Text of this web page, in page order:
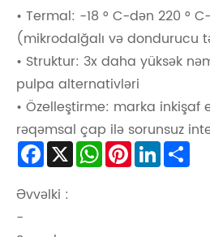
• Termal: -18 ° C-dən 220 °
(mikrodalğalı və dondurucu
• Struktur: 3x daha yüksək
pulpa alternativləri
• Özelleştirme: marka inkişaf
rəqəmsal çap ilə sorunsuz
Facebook
X WhatsApp
PinterestLinkedIn
Əvvəlki :
-